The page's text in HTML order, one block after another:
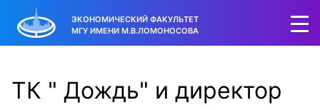
ЭКОНОМИЧЕСКИЙ ФАКУЛЬТЕТ
МГУ ИМЕНИ М.В.ЛОМОНОСОВА
ТК " Дождь" и директор